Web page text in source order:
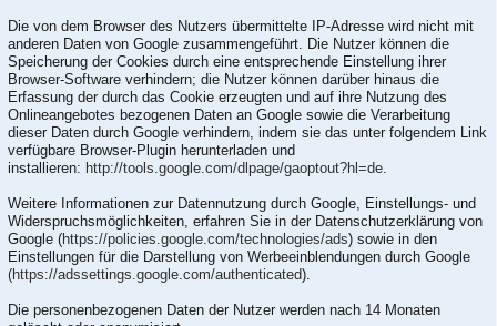
Die von dem Browser des Nutzers übermittelte IP-Adresse wird nicht mit
anderen Daten von Google zusammengeführt. Die Nutzer können die
Speicherung der Cookies durch eine entsprechende Einstellung ihrer
Browser-Software verhindern; die Nutzer können darüber hinaus die
Erfassung der durch das Cookie erzeugten und auf ihre Nutzung des
Onlineangebotes bezogenen Daten an Google sowie die Verarbeitung
dieser Daten durch Google verhindern, indem sie das unter folgendem Link
verfügbare Browser-Plugin herunterladen und
installieren: http://tools.google.com/dlpage/gaoptout?hl=de
Weitere Informationen zur Datennutzung durch Google, Einstellungs- und
Widerspruchsmöglichkeiten, erfahren Sie in der Datenschutzerklärung von
Google (https://policies.google.com/technologies/ads) sowie in den
Einstellungen für die Darstellung von Werbeeinblendungen durch Google
(https://adssettings.google.com/authenticated).
Die personenbezogenen Daten der Nutzer werden nach 14 Monaten